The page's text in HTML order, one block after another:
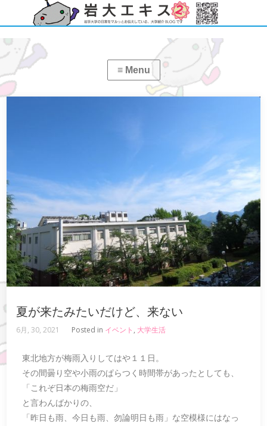
夏が来たみたいだけど、来ない
6月, 30, 2021 Posted in イベント , 大学生活
東北地方が梅雨入りしてはや１１日。
その間曇り空や小雨のぱらつく時間帯があったとしても、
「これぞ日本の梅雨空だ」
と言わんばかりの、
「昨日も雨、今日も雨、勿論明日も雨」な空模様にはなっ